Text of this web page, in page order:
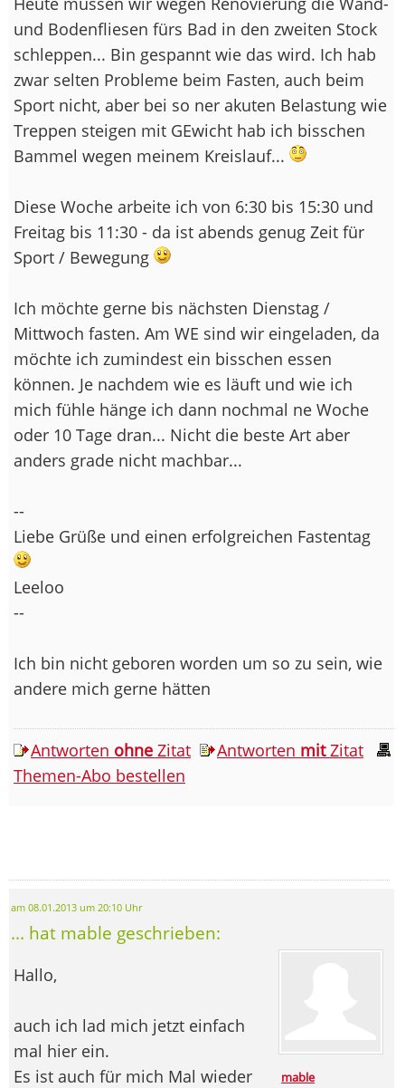
und Bodenfliesen fürs Bad in den zweiten Stock
schleppen... Bin gespannt wie das wird. Ich hab
zwar selten Probleme beim Fasten, auch beim
Sport nicht, aber bei so ner akuten Belastung wie
Treppen steigen mit GEwicht hab ich bisschen
Bammel wegen meinem Kreislauf...
Diese Woche arbeite ich von 6:30 bis 15:30 und
Freitag bis 11:30 - da ist abends genug Zeit für
Sport / Bewegung
Ich möchte gerne bis nächsten Dienstag /
Mittwoch fasten. Am WE sind wir eingeladen, da
möchte ich zumindest ein bisschen essen
können. Je nachdem wie es läuft und wie ich
mich fühle hänge ich dann nochmal ne Woche
oder 10 Tage dran... Nicht die beste Art aber
anders grade nicht machbar...
--
Liebe Grüße und einen erfolgreichen Fastentag
Leeloo
--
Ich bin nicht geboren worden um so zu sein, wie
andere mich gerne hätten
Antworten ohne Zitat Antworten mitZitat
Themen-Abo bestellen
am 08.01.2013 um 20:10 Uhr
... hat mable geschrieben:
mable
Hallo,
auch ich lad mich jetzt einfach
mal hier ein.
Es ist auch für mich Mal wieder